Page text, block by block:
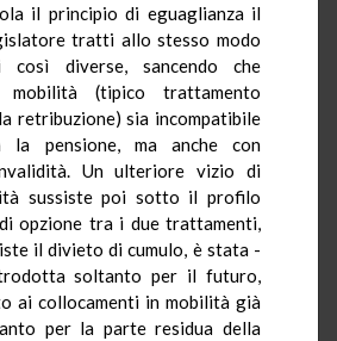
il principio di eguaglianza il
tratti allo stesso modo
così diverse, sancendo che
mobilità (tipico trattamento
retribuzione) sia incompatibile
la pensione, ma anche con
Un ulteriore vizio di
sussiste poi sotto il profilo
opzione tra i due trattamenti,
il divieto di cumulo, è stata -
soltanto per il futuro,
ai collocamenti in mobilità già
per la parte residua della